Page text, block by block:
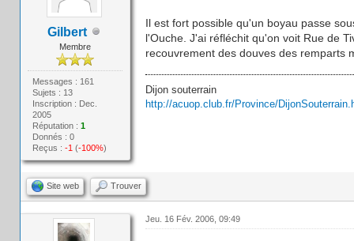
Gilbert
Membre
Messages : 161
Sujets : 13
Inscription : Dec.
2005
Réputation :1
Donnés : 0
Reçus :-1 (-100%)
Il est fort possible qu'un boyau passe
l'Ouche. J'ai réfléchit qu'on voit Rue de
recouvrement des douves des remparts
Dijon souterrain
http://acuop.club.fr/Province/
Site web Trouver
Jeu. 16 Fév. 2006, 09:49